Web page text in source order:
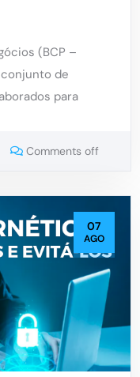
(BCP –
de
para
Comments off
07
AGO